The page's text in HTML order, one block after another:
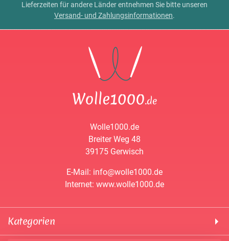
Lieferzeiten für andere Länder entnehmen Sie bitte unseren
Versand- und Zahlungsinformationen.
Wolle1000.de
Breiter Weg 48
39175 Gerwisch
E-Mail: info@wolle1000.de
Internet: www.wolle1000.de
Kategorien